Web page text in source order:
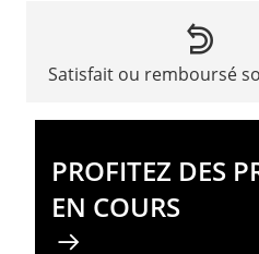
Satisfait ou remboursé
PROFITEZ DES
EN COURS